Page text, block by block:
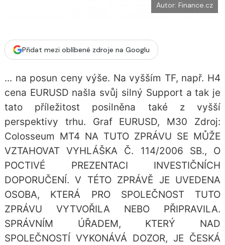
Autor: Finance.cz
Přidat mezi oblíbené zdroje na Googlu
... na posun ceny výše. Na vyšším TF, např. H4
cena EURUSD našla svůj silný Support a tak je
tato příležitost posilněna také z vyšší
perspektivy trhu. Graf EURUSD, M30 Zdroj:
Colosseum MT4 NA TUTO ZPRÁVU SE MŮŽE
VZTAHOVAT VYHLÁŠKA Č. 114/2006 SB., O
POCTIVÉ PREZENTACI INVESTIČNÍCH
DOPORUČENÍ. V TÉTO ZPRÁVĚ JE UVEDENA
OSOBA, KTERÁ PRO SPOLEČNOST TUTO
ZPRÁVU VYTVOŘILA NEBO PŘIPRAVILA.
SPRÁVNÍM ÚŘADEM, KTERÝ NAD
SPOLEČNOSTÍ VYKONÁVÁ DOZOR, JE ČESKÁ